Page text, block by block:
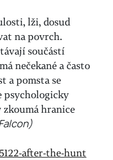
lži, dosud
na povrch.
součástí
nečekané a často
a pomsta se
psychologicky
hranice
after-the-hunt